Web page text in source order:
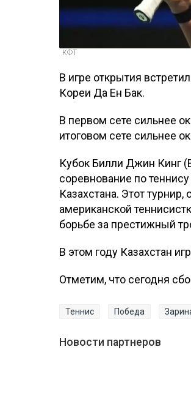
КФТ
В игре открытия
Кореи Да Ен Бак.
В первом сете сильнее
итоговом сете сильнее
Кубок Билли Джин Кинг
соревнование по
Казахстана. Этот
американской
борьбе за престижный
В этом году Казахстан
Отметим, что сегодня
Теннис Победа
Новости партнеров